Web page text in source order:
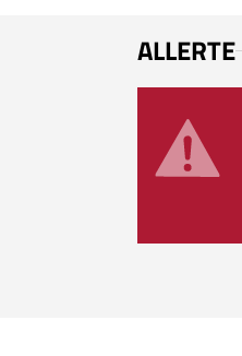
ALLERTE